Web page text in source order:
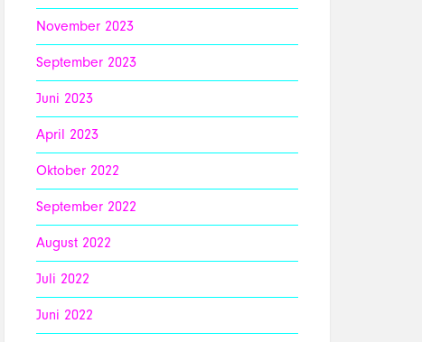
November 2023
September 2023
Juni 2023
April 2023
Oktober 2022
September 2022
August 2022
Juli 2022
Juni 2022